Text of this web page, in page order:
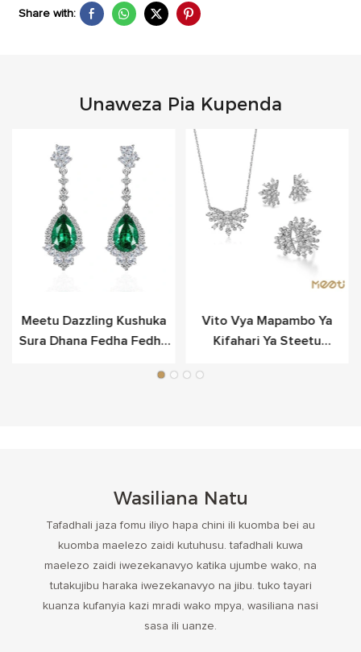
Share with:
Unaweza Pia Kupenda
Meetu Dazzling Kushuka
Sura Dhana Fedha Fedha
Vito Vya Mapambo Ya
Kifahari Ya Steetu
Wasiliana Natu
Tafadhali jaza fomu iliyo hapa chini ili kuomba bei au
kuomba maelezo zaidi kutuhusu. tafadhali kuwa
maelezo zaidi iwezekanavyo katika ujumbe wako, na
tutakujibu haraka iwezekanavyo na jibu. tuko tayari
kuanza kufanyia kazi mradi wako mpya, wasiliana nasi
sasa ili uanze.